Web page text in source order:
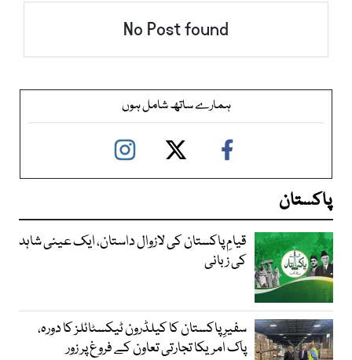
No Post found
ہمارے ساتھ شامل ہوں
پاکستان
قیامِ پاکستان کی لازوال داستان، ایک عینی شاہد
کی زبانی
سفیرِ پاکستان کا کیلڈرون ٹیکسٹائلز کا دورہ،
پاک امریکا تجارتی تعاون کے فروغ پر زور